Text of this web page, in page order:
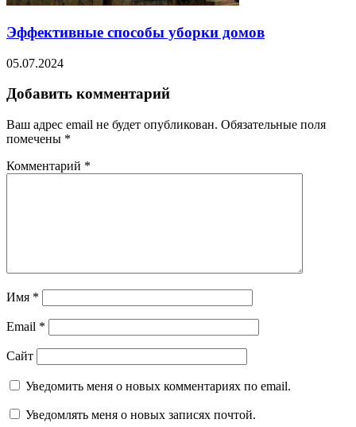
Эффективные способы уборки домов
05.07.2024
Добавить комментарий
Ваш адрес email не будет опубликован. Обязательные поля
помечены *
Комментарий *
Имя *
Email *
Сайт
Уведомить меня о новых комментариях по email.
Уведомлять меня о новых записях почтой.